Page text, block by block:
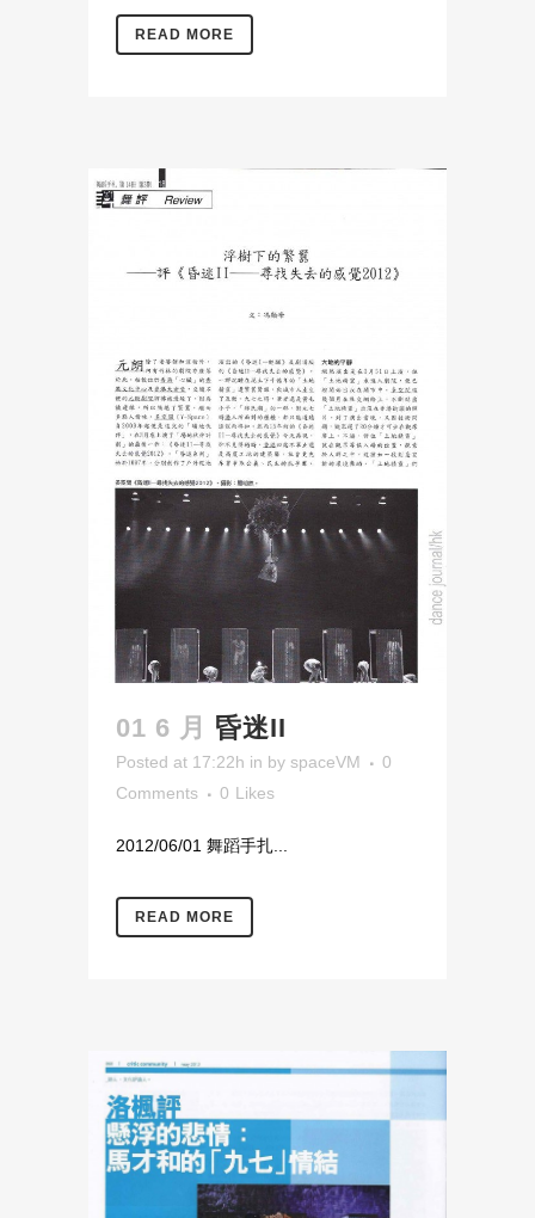
READ MORE
01 6 月 昏迷II
Posted at 17:22h in by spaceVM
0
Comments
0 Likes
2012/06/01 舞蹈手扎...
READ MORE